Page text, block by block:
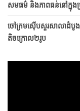
សមធម៌ និងភាពធន់នៅក្នុងប្
ចៅក្រមស៊ើបសួរសាលាដំបូងខ
តិចក្រោល២រូប